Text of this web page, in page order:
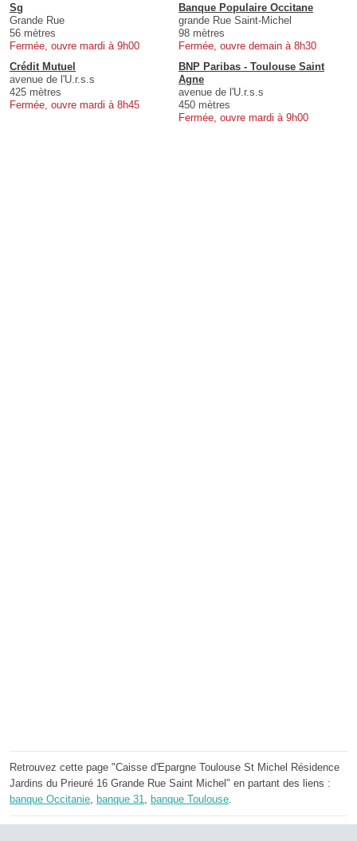
Sg
Grande Rue
56 mètres
Fermée, ouvre mardi à 9h00
Banque Populaire Occitane
grande Rue Saint-Michel
98 mètres
Fermée, ouvre demain à 8h30
Crédit Mutuel
avenue de l'U.r.s.s
425 mètres
Fermée, ouvre mardi à 8h45
BNP Paribas - Toulouse Saint
Agne
avenue de l'U.r.s.s
450 mètres
Fermée, ouvre mardi à 9h00
Retrouvez cette page "Caisse d'Epargne Toulouse St Michel Résidence
Jardins du Prieuré 16 Grande Rue Saint Michel" en partant des liens :
banque Occitanie banque 31 banque Toulouse